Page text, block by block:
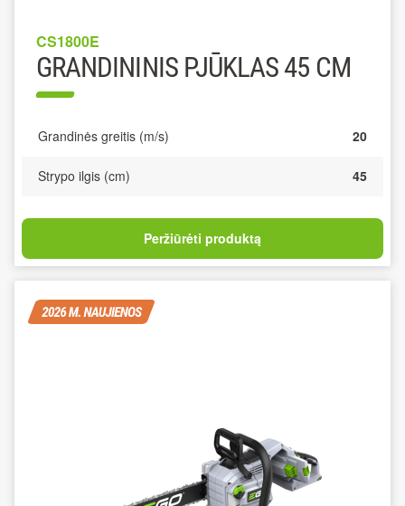
CS1800E
GRANDININIS PJŪKLAS 45 CM
Grandinės greitis (m/s) 20
Strypo ilgis (cm) 45
Peržiūrėti produktą